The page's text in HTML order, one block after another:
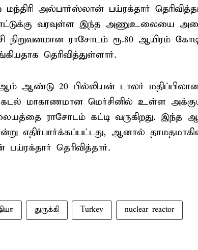
மந்திரி அல்பார்ஸ்லான் பய்ரக்தார்
வரவுள்ள இந்த அணுஉலையை
நிறுவனமான ராசோடம் ரூ.80 ஆயிரம்
தெரிவித்துள்ளார்.
ஆண்டு 20 பில்லியன் டாலர் மதிப்பிலான
மாகாணமான மெர்சினில் உள்ள
ராசோடம் கட்டி வருகிறது.
எதிர்பார்க்கப்பட்டது, ஆனால்
தெரிவித்தார்.
துருக்கி Turkey nuclear reactor